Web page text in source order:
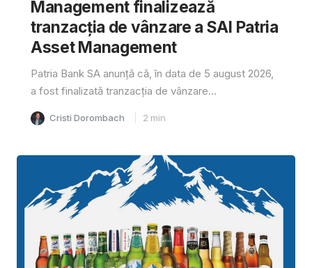
Management finalizează
tranzacția de vânzare a SAI Patria
Asset Management
Patria Bank SA anunță că, în data de 5 august 2026,
a fost finalizată tranzacția de vânzare...
Cristi Dorombach 2 min